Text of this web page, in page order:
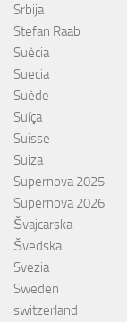
Srbija
Stefan Raab
Suècia
Suecia
Suède
Suíça
Suisse
Suiza
Supernova 2025
Supernova 2026
Švajcarska
Švedska
Svezia
Sweden
switzerland